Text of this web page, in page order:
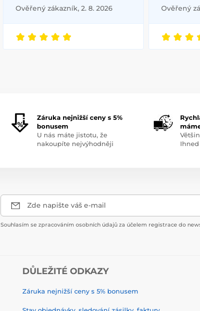
Ověřený zákazník, 2. 8. 2026 Ověřený
Záruka nejnižší ceny s 5%
bonusem
U nás máte jistotu, že
nakoupíte nejvýhodněji
Zde napište váš e-mail
Souhlasím se zpracováním osobních údajů za účelem registrace do
DŮLEŽITÉ ODKAZY
Záruka nejnižší ceny s 5% bonusem